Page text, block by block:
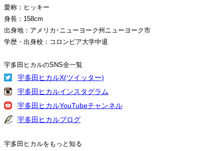
愛称：ヒッキー
身長：158cm
出身地：アメリカ･ニューヨーク州ニューヨーク市
学歴・出身校：コロンビア大学中退
宇多田ヒカルのSNS全一覧
宇多田ヒカルX(ツイッター)
宇多田ヒカルインスタグラム
宇多田ヒカルYouTubeチャンネル
宇多田ヒカルブログ
宇多田ヒカルをもっと知る